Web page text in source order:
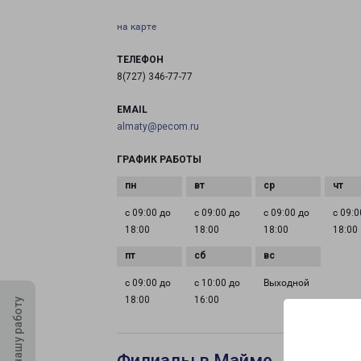
на карте
ТЕЛЕФОН
8(727) 346-77-77
EMAIL
almaty@pecom.ru
ГРАФИК РАБОТЫ
с 09:00 до
18:00
с 09:00 до
18:00
с 09:00 до
18:00
с
18:00
с 09:00 до
18:00
с 10:00 до
16:00
Выходной